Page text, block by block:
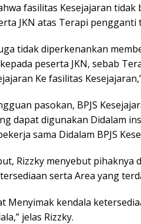
fasilitas Kesejajaran tidak
JKN atas Terapi pengganti
tidak diperkenankan
peserta JKN, sebab
Ke fasilitas
pasokan, BPJS
dapat digunakan Didalam
sama Didalam BPJS
Rizzky menyebut pihaknya
serta Area yang
Menyimak kendala
jelas Rizzky.